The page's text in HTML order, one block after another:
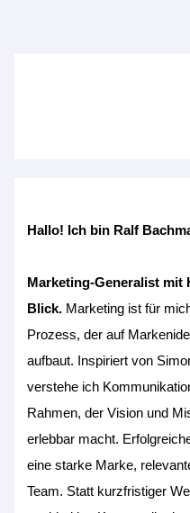
Hallo! Ich bin Ralf
Marketing-Generalist mit
Blick. Marketing ist für
Prozess, der auf
aufbaut. Inspiriert von
verstehe ich
Rahmen, der Vision und
erlebbar macht.
eine starke Marke,
Team. Statt kurzfristiger